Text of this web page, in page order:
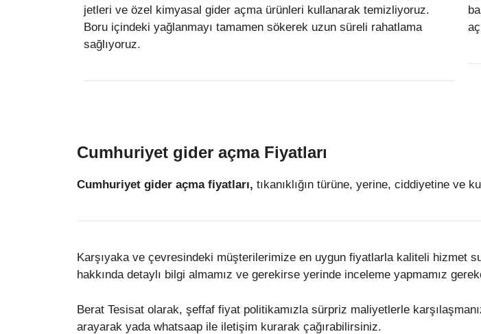
jetleri ve özel kimyasal gider açma ürünleri kullanarak temizliyoruz.
Boru içindeki yağlanmayı tamamen sökerek uzun süreli rahatlama
sağlıyoruz.
Cumhuriyet gider açma Fiyatları
Cumhuriyet gider açma fiyatları, tıkanıklığın türüne, yerine, ciddiyetine ve
Karşıyaka ve çevresindeki müşterilerimize en uygun fiyatlarla kaliteli hizmet
hakkında detaylı bilgi almamız ve gerekirse yerinde inceleme yapmamız
Berat Tesisat olarak, şeffaf fiyat politikamızla sürpriz maliyetlerle
arayarak yada whatsaap ile iletişim kurarak çağırabilirsiniz.